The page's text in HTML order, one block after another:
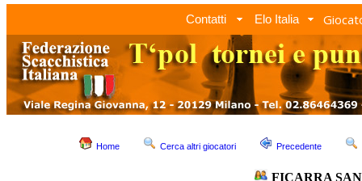
Contatti Elo Italia
Home Cerca altri giocatori Precedente
FICARRA